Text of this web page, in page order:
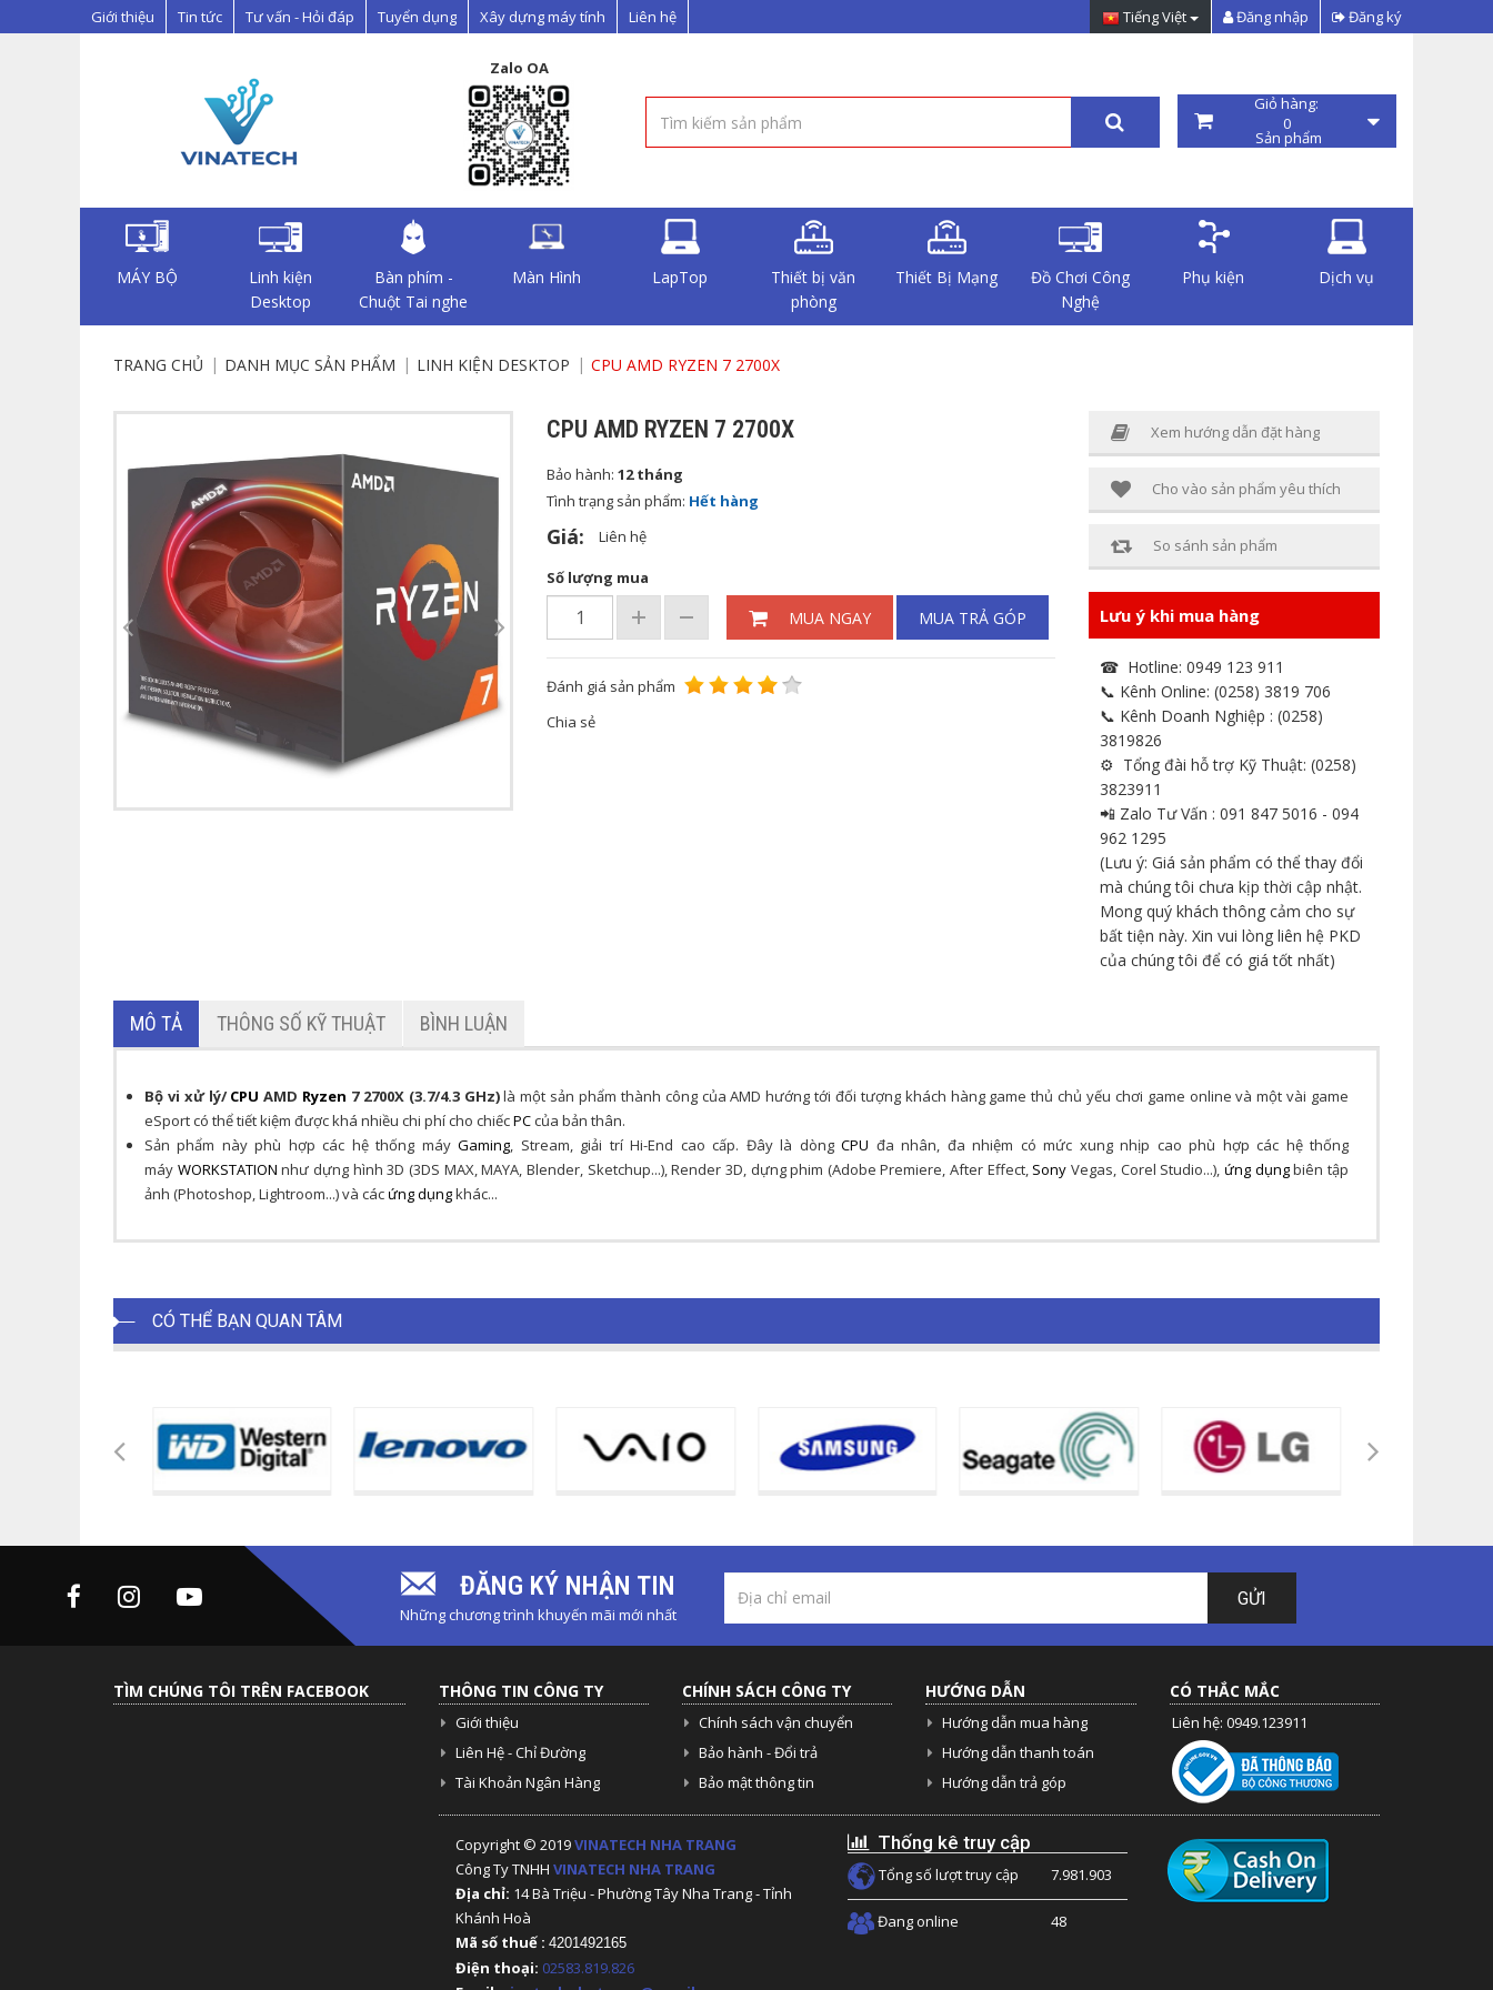
Giới thiệu Tin tức Tư vấn - Hỏi đáp Tuyển dụng Xây dựng máy tính Liên hệ Tiếng Việt Đăng nhập Đăng ký
Zalo OA
Giỏ hàng:
0
Sản phẩm
MÁY BỘ
Linh kiện
Desktop
Bàn phím -
Chuột Tai nghe
Màn Hình LapTop
Thiết bị văn
phòng
Thiết Bị Mạng
Đồ Chơi Công
Nghệ
Phụ kiện Dịch vụ
TRANG CHỦ DANH MỤC SẢN PHẨM LINH KIỆN DESKTOP CPU AMD RYZEN 7 2700X
CPU AMD RYZEN 7 2700X
Bảo hành: 12 tháng
Tình trạng sản phẩm: Hết hàng
Giá: Liên hệ
Số lượng mua
MUA NGAY MUA TRẢ GÓP
Đánh giá sản phẩm
Chia sẻ
Xem hướng dẫn đặt hàng
Cho vào sản phẩm yêu thích
So sánh sản phẩm
Lưu ý khi mua hàng
☎ Hotline: 0949 123 911
📞 Kênh Online: (0258) 3819 706
📞 Kênh Doanh Nghiệp : (0258)
3819826
⚙ Tổng đài hỗ trợ Kỹ Thuật: (0258)
3823911
📲 Zalo Tư Vấn : 091 847 5016 - 094
962 1295
(Lưu ý: Giá sản phẩm có thể thay đổi
mà chúng tôi chưa kịp thời cập nhật.
Mong quý khách thông cảm cho sự
bất tiện này. Xin vui lòng liên hệ PKD
của chúng tôi để có giá tốt nhất)
MÔ TẢ THÔNG SỐ KỸ THUẬT BÌNH LUẬN
Bộ vi xử lý/CPU AMD Ryzen 7 2700X (3.7/4.3 GHz)là một sản phẩm thành công của AMD hướng tới đối tượng khách hàng game thủ chủ yếu chơi game online và một vài game
eSport có thể tiết kiệm được khá nhiều chi phí cho chiếcPCcủa bản thân.
Sản phẩm này phù hợp các hệ thống máyGaming, Stream, giải trí Hi-End cao cấp. Đây là dòngCPU đa nhân, đa nhiệm có mức xung nhịp cao phù hợp các hệ thống
máy WORKSTATION như dựng hình 3D (3DS MAX, MAYA, Blender, Sketchup...), Render 3D, dựng phim (Adobe Premiere, After Effect, Sony Vegas, Corel Studio...), ứng dụngbiên tập
ảnh (Photoshop, Lightroom...) và các ứng dụngkhác...
CÓ THỂ BẠN QUAN TÂM
ĐĂNG KÝ NHẬN TIN
Những chương trình khuyến mãi mới nhất
GỬI
TÌM CHÚNG TÔI TRÊN FACEBOOK THÔNG TIN CÔNG TY
Giới thiệu
Liên Hệ - Chỉ Đường
Tài Khoản Ngân Hàng
CHÍNH SÁCH CÔNG TY
Chính sách vận chuyển
Bảo hành - Đổi trả
Bảo mật thông tin
HƯỚNG DẪN
Hướng dẫn mua hàng
Hướng dẫn thanh toán
Hướng dẫn trả góp
CÓ THẮC MẮC
Liên hệ: 0949.123911
Copyright © 2019VINATECH NHA TRANG
Công Ty TNHH VINATECH NHA TRANG
Địa chỉ: 14 Bà Triệu - Phường Tây Nha Trang - Tỉnh
Khánh Hoà
Mã số thuế : 4201492165
Điện thoại: 02583.819.826
Thống kê truy cập
Tổng số lượt truy cập 7.981.903
Đang online 48